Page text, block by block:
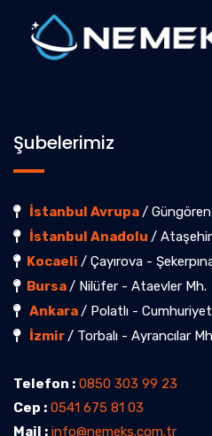
Şubelerimiz
İstanbul Avrupa/
İstanbul Anadolu /
Kocaeli / Çayırova -
Bursa/ Nilüfer - Ataevler Mh.
Ankara/ Polatlı -
İzmir/ Torbalı - Ayrancılar
Telefon : 0850 303 99 23
Cep : 0541 675 81 03
Mail : info@nemeks.com.tr